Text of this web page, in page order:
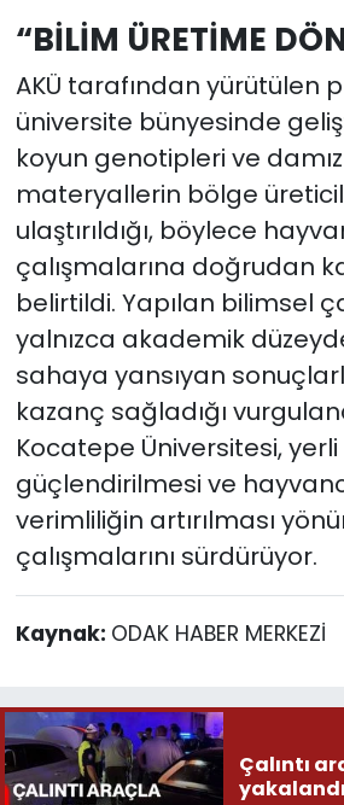
“BİLİM ÜRETİME
AKÜ tarafından yürütülen
üniversite bünyesinde
koyun genotipleri ve
materyallerin bölge
ulaştırıldığı, böylece
çalışmalarına doğrudan
belirtildi. Yapılan bilimsel
yalnızca akademik
sahaya yansıyan
kazanç sağladığı
Kocatepe Üniversitesi, yerli
güçlendirilmesi ve
verimliliğin artırılması
çalışmalarını sürdürüyor.
Kaynak: ODAK HABER MERKEZİ
Çalıntı